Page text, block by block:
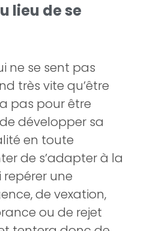
lieu de se
ne se sent pas
très vite qu’être
pas pour être
développer sa
en toute
de s’adapter à la
repérer une
de vexation,
ou de rejet